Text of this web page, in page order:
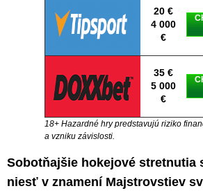
20 €
4 000
€
35 €
5 000
€
18+ Hazardné hry predstavujú riziko
a vzniku závislosti.
Sobotňajšie hokejové stretnutia
niesť v znamení Majstrovstiev